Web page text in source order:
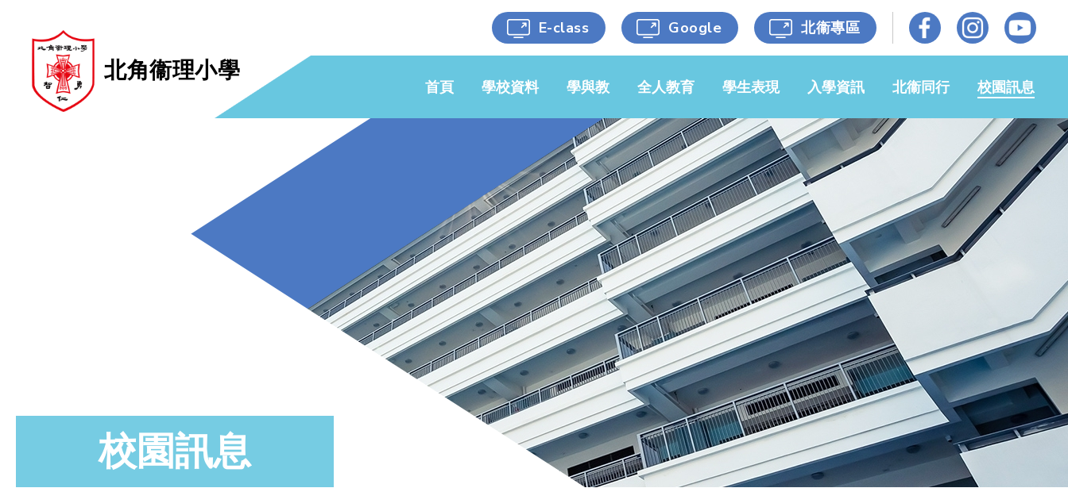
北角衞理小學
E-class Google 北衞專區
首頁 學校資料
學校文件
校服樣式
學校刊物
校車服務
選用書目
聯絡我們
學與教
中文科
英文科
數學科
常識/人文/
科學
音樂科
視藝科
體育科
宗教科
普通話科
全人教育
黃金時段
藝術涵養
健康生活
科學能力
人文關懷
跨科目活動
培育園地
服務團隊
北衞校隊
黃金時段專
學生表現
光榮榜
佳作共賞
自學成果
獎學金
小六升中
自學樂繽紛
入學資訊
小一入學事
宜
申請2026-
27年度小
一候補生事
宜
申請插班生
學生入學資
料記錄表
繳費靈PPS
帳戶設定
北衞同行
牧區牧養
各級照片
家校同心
衞理校友
校園訊息
校園動態
媒體報導
校園電視台
開放日
65週年校
慶
校園訊息